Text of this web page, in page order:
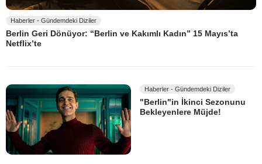
Haberler - Gündemdeki Diziler
Berlin Geri Dönüyor: “Berlin ve Kakımlı Kadın” 15 Mayıs’ta
Netflix’te
Haberler - Gündemdeki Diziler
"Berlin"in İkinci Sezonunu
Bekleyenlere Müjde!